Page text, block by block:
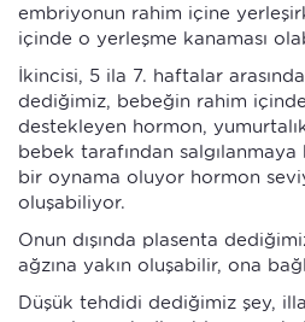
embriyonun rahim içine
içinde o yerleşme kanaması
İkincisi, 5 ila 7. haftalar
dediğimiz, bebeğin rahim içinde
destekleyen hormon,
bebek tarafından
bir oynama oluyor hormon
oluşabiliyor.
Onun dışında plasenta
ağzına yakın oluşabilir, ona
Düşük tehdidi dediğimiz şey,